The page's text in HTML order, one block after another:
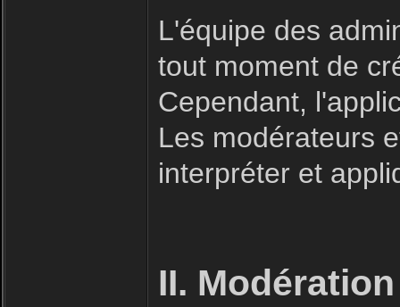
L'équipe des
tout moment de
Cependant,
Les modérateurs
interpréter et
II.